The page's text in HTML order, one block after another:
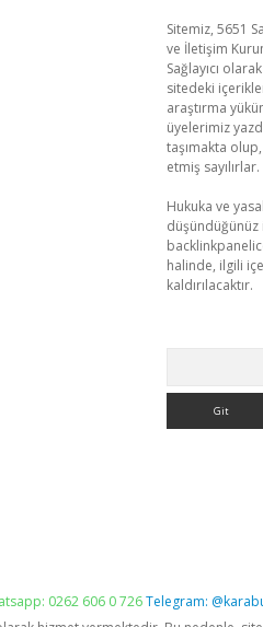
Sitemiz, 5651
ve İletişim
Sağlayıcı
sitedeki
araştırma
üyelerimiz
taşımakta
etmiş sayılırlar.
Hukuka ve
düşündüğünüz
halinde, ilgili
kaldırılacaktır.
0262 606 0 726Telegram: